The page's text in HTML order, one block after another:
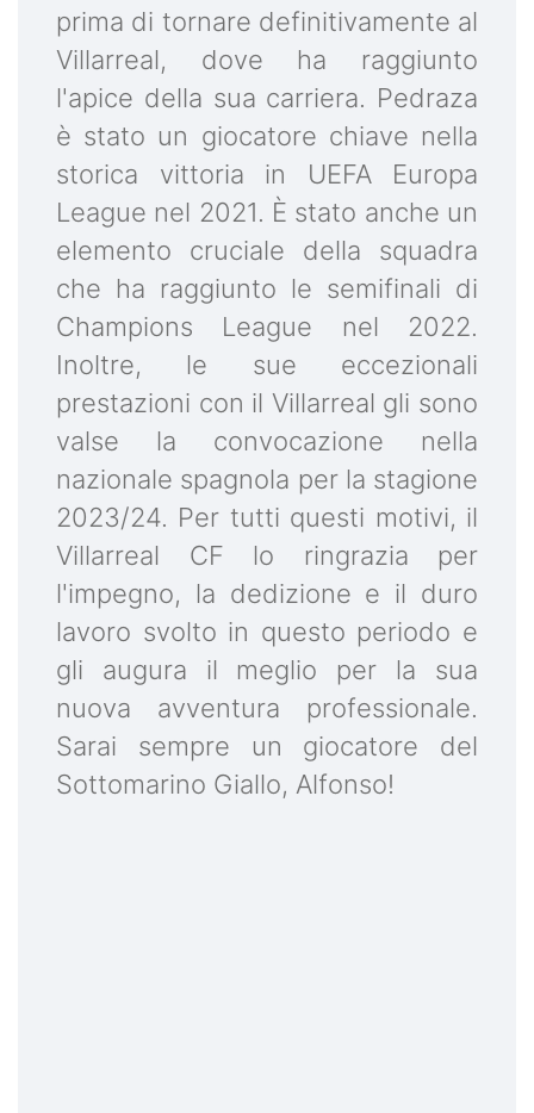
prima di tornare definitivamente al
Villarreal, dove ha raggiunto
l'apice della sua carriera. Pedraza
è stato un giocatore chiave nella
storica vittoria in UEFA Europa
League nel 2021. È stato anche un
elemento cruciale della squadra
che ha raggiunto le semifinali di
Champions League nel 2022.
Inoltre, le sue eccezionali
prestazioni con il Villarreal gli sono
valse la convocazione nella
nazionale spagnola per la stagione
2023/24. Per tutti questi motivi, il
Villarreal CF lo ringrazia per
l'impegno, la dedizione e il duro
lavoro svolto in questo periodo e
gli augura il meglio per la sua
nuova avventura professionale.
Sarai sempre un giocatore del
Sottomarino Giallo, Alfonso!